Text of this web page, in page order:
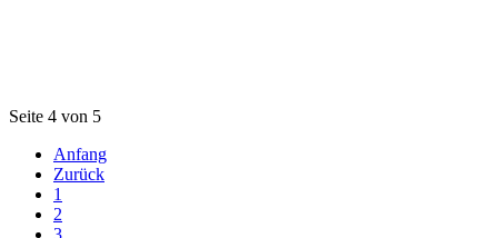
Seite 4 von 5
Anfang
Zurück
1
2
3